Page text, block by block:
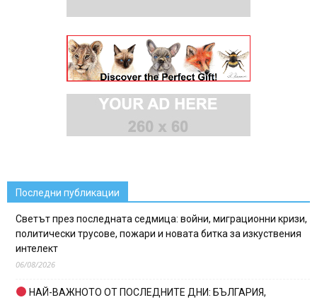
Последни публикации
Светът през последната седмица: войни, миграционни кризи,
политически трусове, пожари и новата битка за изкуствения
интелект
06/08/2026
НАЙ-ВАЖНОТО ОТ ПОСЛЕДНИТЕ ДНИ: БЪЛГАРИЯ,